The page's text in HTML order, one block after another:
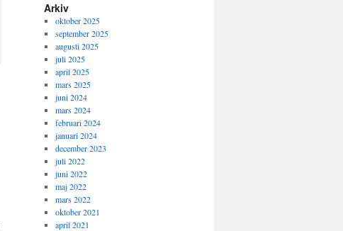
Arkiv
oktober 2025
september 2025
augusti 2025
juli 2025
april 2025
mars 2025
juni 2024
mars 2024
februari 2024
januari 2024
december 2023
juli 2022
juni 2022
maj 2022
mars 2022
oktober 2021
april 2021